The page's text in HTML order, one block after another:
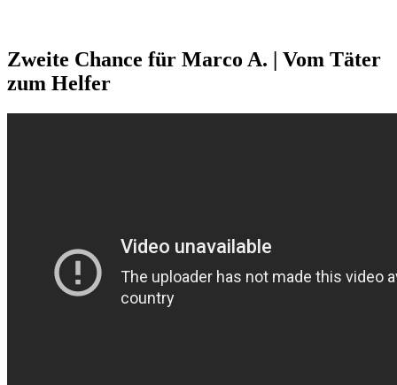
Zweite Chance für Marco A. | Vom Täter
zum Helfer